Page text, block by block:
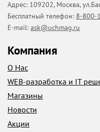
Адрес: 109202, Москва,
Бесплатный телефон: 8-800-
E-mail: ask@uchmag.ru
Компания
О Нас
WEB-разработка и IT
Магазины
Новости
Акции